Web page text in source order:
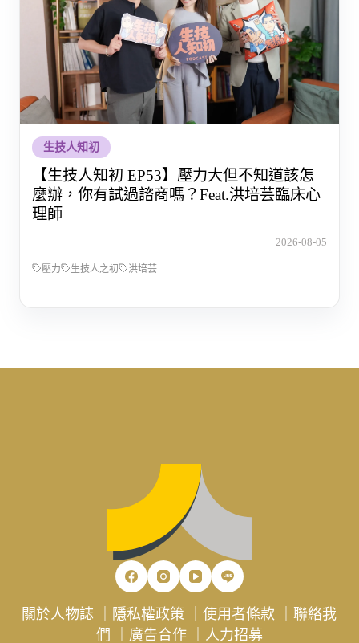
生技人知初
【生技人知初 EP53】壓力大但不知道該怎
麼辦，你有試過諮商嗎？Feat.洪培芸臨床心
理師
2026-08-05
壓力 生技人之初 洪培芸
關於人物誌 隱私權政策 ｜使用者條款 ｜聯絡我
們
廣告合作｜ 人力招募